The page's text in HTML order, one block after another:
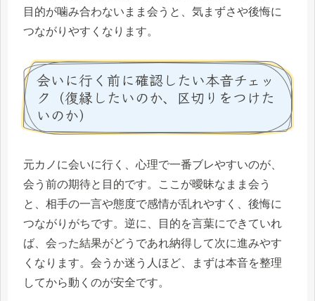
目的が噛み合わないまま会うと、気まずさや後悔に
つながりやすくなります。
会いに行く前に確認したい本音チェッ
ク（復縁したいのか、区切りをつけた
いのか）
元カノに会いに行く、心理で一番ブレやすいのが、
会う前の期待と目的です。ここが曖昧なまま会う
と、相手の一言や態度で感情が乱れやすく、後悔に
つながりがちです。逆に、目的を言葉にできていれ
ば、会った結果がどうであれ納得して次に進みやす
くなります。会うか迷う人ほど、まずは本音を整理
してから動くのが安全です。